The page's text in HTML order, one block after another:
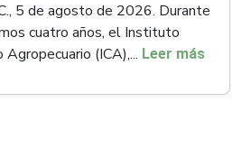
5 de agosto de 2026. Durante
cuatro años, el Instituto
Agropecuario (ICA),... Leer más